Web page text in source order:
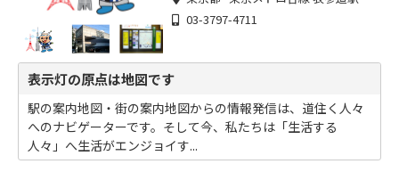
03-3797-4711
表示灯の原点は地図です
駅の案内地図・街の案内地図からの情報発信は、道住く人々
へのナビゲーターです。そして今、私たちは「生活する
人々」へ生活がエンジョイす...